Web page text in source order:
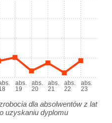
abs.
19
abs.
20
abs.
21
abs.
22
abs.
23
dla absolwentów z lat
uzyskaniu dyplomu